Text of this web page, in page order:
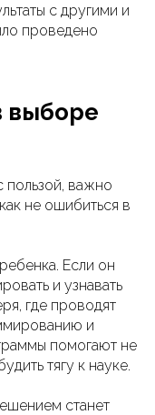
с другими и
проведено
выборе
пользой, важно
не ошибиться в
Если он
и узнавать
где проводят
и
помогают не
тягу к науке.
станет